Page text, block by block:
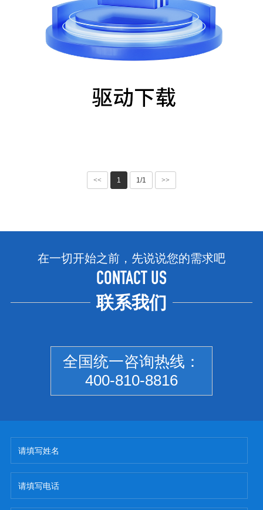
<< 1 1/1 >>
在一切开始之前，先说说您的需求吧
CONTACT US
联系我们
全国统一咨询热线：
400-810-8816